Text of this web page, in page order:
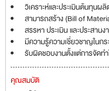
วิเคราะห์และประเมินต้นทุน
สามารถสร้าง (Bill of
สรรหา ประเมิน และประสา
มีความรู้ความเชี่ยวชาญในก
รับผิดชอบงานตั้งแต่การจัด
คุณสมบัติ